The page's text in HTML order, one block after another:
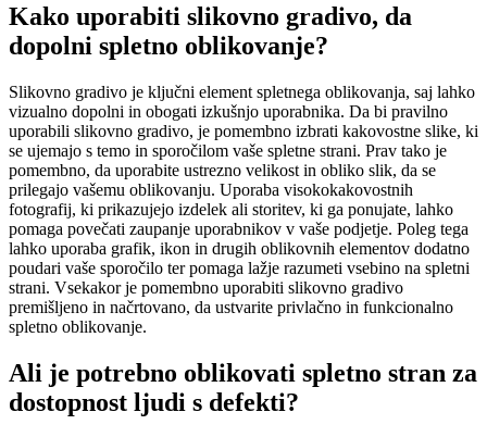
Kako uporabiti slikovno gradivo, da
dopolni spletno oblikovanje?
Slikovno gradivo je ključni element spletnega oblikovanja, saj lahko
vizualno dopolni in obogati izkušnjo uporabnika. Da bi pravilno
uporabili slikovno gradivo, je pomembno izbrati kakovostne slike, ki
se ujemajo s temo in sporočilom vaše spletne strani. Prav tako je
pomembno, da uporabite ustrezno velikost in obliko slik, da se
prilegajo vašemu oblikovanju. Uporaba visokokakovostnih
fotografij, ki prikazujejo izdelek ali storitev, ki ga ponujate, lahko
pomaga povečati zaupanje uporabnikov v vaše podjetje. Poleg tega
lahko uporaba grafik, ikon in drugih oblikovnih elementov dodatno
poudari vaše sporočilo ter pomaga lažje razumeti vsebino na spletni
strani. Vsekakor je pomembno uporabiti slikovno gradivo
premišljeno in načrtovano, da ustvarite privlačno in funkcionalno
spletno oblikovanje.
Ali je potrebno oblikovati spletno stran za
dostopnost ljudi s defekti?